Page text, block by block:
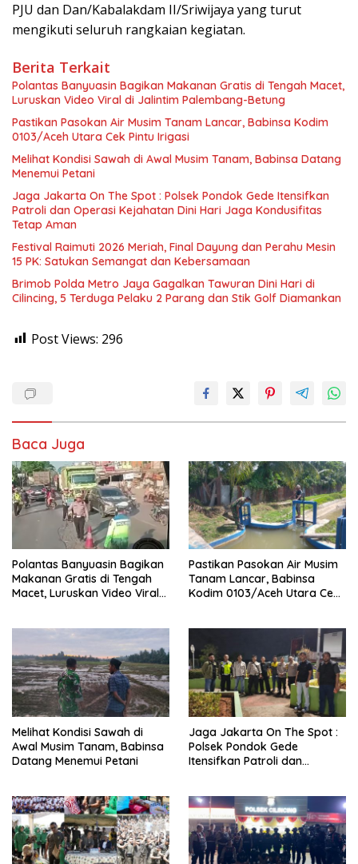
PJU dan Dan/Kabalakdam II/Sriwijaya yang turut
mengikuti seluruh rangkaian kegiatan.
Berita Terkait
Polantas Banyuasin Bagikan Makanan Gratis di Tengah Macet,
Luruskan Video Viral di Jalintim Palembang-Betung
Pastikan Pasokan Air Musim Tanam Lancar, Babinsa Kodim
0103/Aceh Utara Cek Pintu Irigasi
Melihat Kondisi Sawah di Awal Musim Tanam, Babinsa Datang
Menemui Petani
Jaga Jakarta On The Spot : Polsek Pondok Gede Itensifkan
Patroli dan Operasi Kejahatan Dini Hari Jaga Kondusifitas
Tetap Aman
Festival Raimuti 2026 Meriah, Final Dayung dan Perahu Mesin
15 PK: Satukan Semangat dan Kebersamaan
Brimob Polda Metro Jaya Gagalkan Tawuran Dini Hari di
Cilincing, 5 Terduga Pelaku 2 Parang dan Stik Golf Diamankan
Post Views: 296
Baca Juga
Polantas Banyuasin Bagikan
Makanan Gratis di Tengah
Macet, Luruskan Video Viral
Pastikan Pasokan Air Musim
Tanam Lancar, Babinsa
Kodim 0103/Aceh Utara Cek
Melihat Kondisi Sawah di
Awal Musim Tanam, Babinsa
Datang Menemui Petani
Jaga Jakarta On The Spot :
Polsek Pondok Gede
Itensifkan Patroli dan
Aman